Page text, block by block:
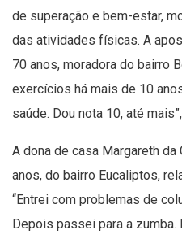
de superação e bem-estar,
das atividades físicas. A
70 anos, moradora do bairro
exercícios há mais de 10
saúde. Dou nota 10, até
A dona de casa Margareth
anos, do bairro Eucaliptos,
“Entrei com problemas de
Depois passei para a zumba.